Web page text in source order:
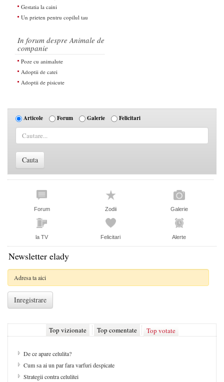
Gestatia la caini
Un prieten pentru copilul tau
In forum despre Animale de
companie
Poze cu animalute
Adoptii de catei
Adoptii de pisicute
Articole Forum Galerie Felicitari
Forum Zodii Galerie
la TV Felicitari Alerte
Newsletter elady
Top vizionate Top comentate Top votate
De ce apare celulita?
Cum sa ai un par fara varfuri despicate
Strategii contra celulitei